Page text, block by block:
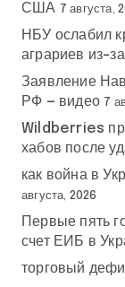
США 7 августа,
НБУ ослабил
аграриев из-
Заявление
РФ — видео 7
Wildberries
хабов после
как война в
августа, 2026
Первые пять
счет ЕИБ в
торговый